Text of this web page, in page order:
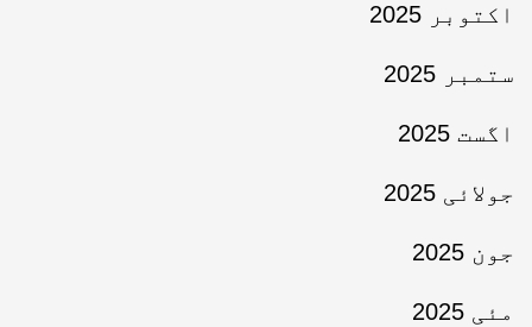
اکتوبر 2025
ستمبر 2025
اگست 2025
جولائی 2025
جون 2025
مئی 2025